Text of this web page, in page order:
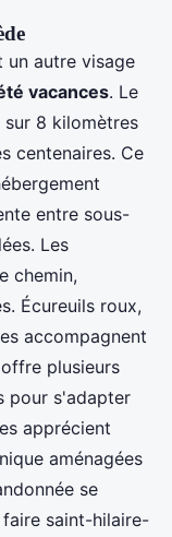
un autre visage
vacances. Le
sur 8 kilomètres
centenaires. Ce
entre sous-
Les
chemin,
Écureuils roux,
accompagnent
plusieurs
pour s'adapter
apprécient
aménagées
se
saint-hilaire-